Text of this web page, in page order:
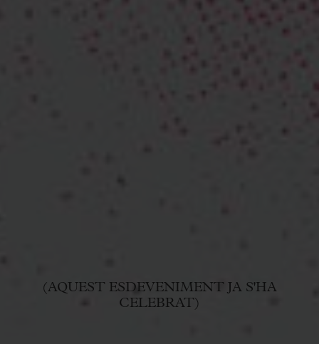
(AQUEST ESDEVENIMENT JA S'HA
CELEBRAT)